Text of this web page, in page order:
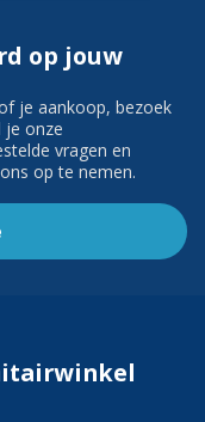
op jouw
je aankoop, bezoek
je onze
vragen en
op te nemen.